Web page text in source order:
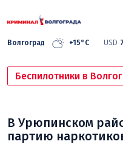
Волгоград +15°C USD
Беспилотники в
В Урюпинском
партию